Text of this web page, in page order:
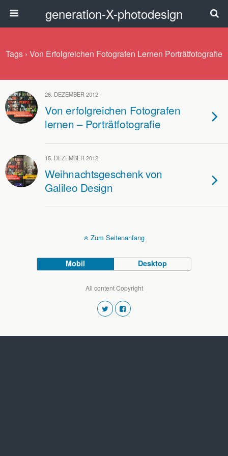
generation-X-photodesign
Tags › Von Erfolgreichen Fotografen Lernen Porträtfotografie
26. DEZEMBER 2012
Von erfolgreichen Fotografen
lernen – Porträtfotografie
15. DEZEMBER 2012
Weihnachtsgeschenk von
Galileo Design
Zum Seitenanfang
Mobil Desktop
All content Copyright